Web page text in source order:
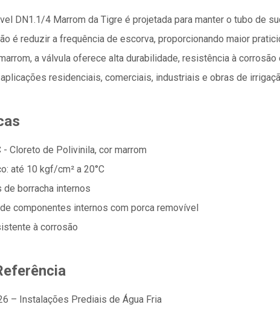
DN1.1/4 Marrom da Tigre é projetada para manter o tubo de
é reduzir a frequência de escorva, proporcionando maior
a válvula oferece alta durabilidade, resistência à
residenciais, comerciais, industriais e obras de
- Cloreto de Polivinila, cor marrom
até 10 kgf/cm² a 20°C
de borracha internos
componentes internos com porca removível
à corrosão
– Instalações Prediais de Água Fria